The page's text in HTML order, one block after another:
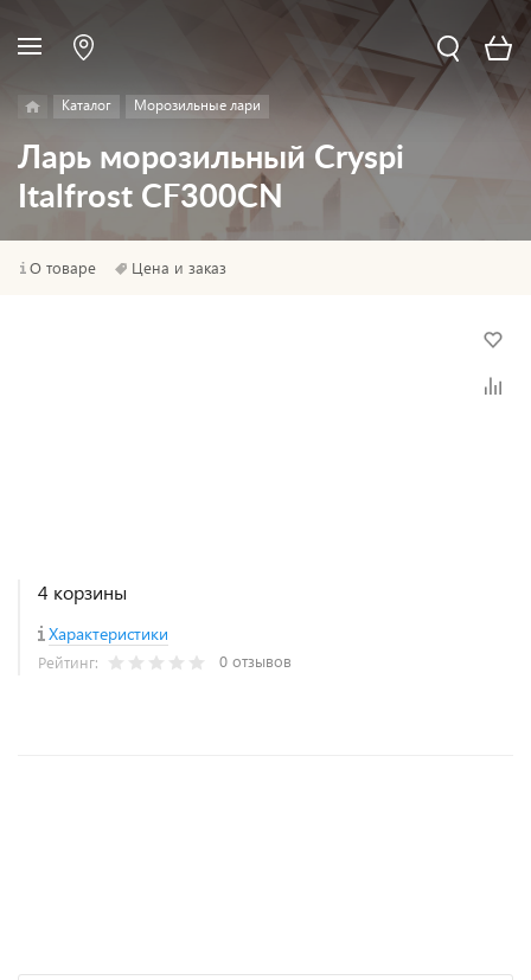
Каталог Морозильные лари
Ларь морозильный Cryspi
Italfrost CF300CN
О товаре Цена и заказ
4 корзины
Характеристики
Рейтинг: 0 отзывов